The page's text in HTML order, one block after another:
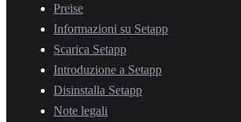
Preise
Informazioni su Setapp
Scarica Setapp
Introduzione a Setapp
Disinstalla Setapp
Note legali